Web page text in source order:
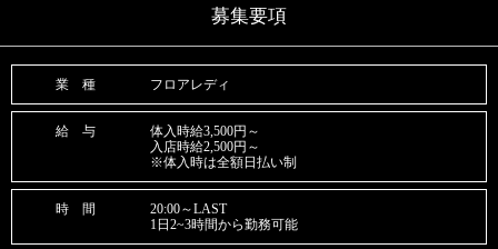
募集要項
業 種 フロアレディ
給 与
体入時給3,500円～
入店時給2,500円～
※体入時は全額日払い制
時 間
20:00～LAST
1日2~3時間から勤務可能